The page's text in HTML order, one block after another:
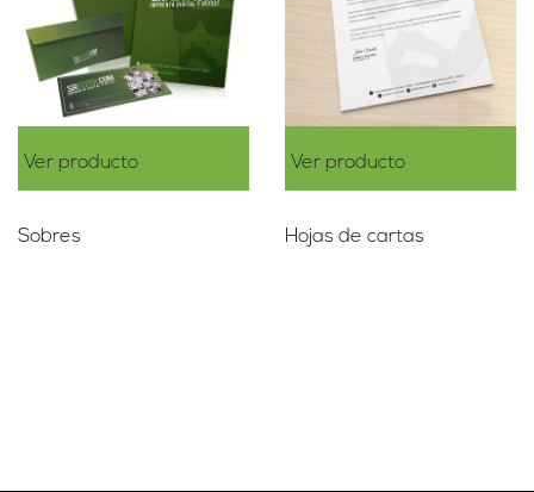
Ver producto
Sobres
Ver producto
Hojas de cartas